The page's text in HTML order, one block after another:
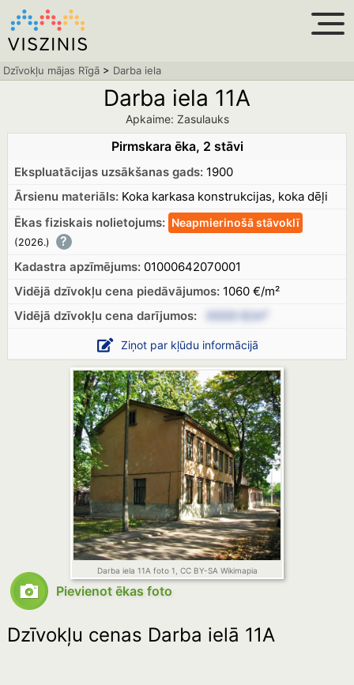
Dzīvokļu mājas Rīgā > Darba iela
Darba iela 11A
Apkaime: Zasulauks
Pirmskara ēka, 2 stāvi
Ekspluatācijas uzsākšanas gads:1900
Ārsienu materiāls:Koka karkasa konstrukcijas, koka dēļi
Ēkas fiziskais nolietojums: Neapmierinošāstāvoklī
(2026.) ?
Kadastra apzīmējums:01000642070001
Vidējā dzīvokļu cena piedāvājumos:1060 €/m²
Vidējā dzīvokļu cena darījumos: XXXX €/m²
Ziņot par kļūdu informācijā
Darba iela 11A foto 1, CC BY-SA Wikimapia
Pievienot ēkas foto
Dzīvokļu cenas Darba ielā 11A